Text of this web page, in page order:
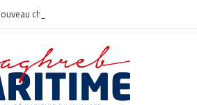
chapitre pour la croisière en Méditerranée